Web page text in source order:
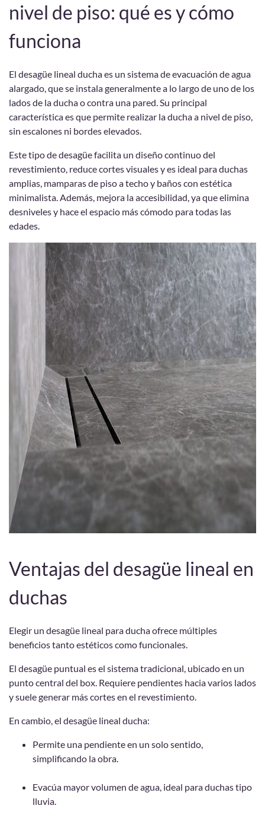
nivel de piso: qué es y cómo
funciona
El desagüe lineal ducha es un sistema de evacuación de agua
alargado, que se instala generalmente a lo largo de uno de los
lados de la ducha o contra una pared. Su principal
característica es que permite realizar la ducha a nivel de piso,
sin escalones ni bordes elevados.
Este tipo de desagüe facilita un diseño continuo del
revestimiento, reduce cortes visuales y es ideal para duchas
amplias, mamparas de piso a techo y baños con estética
minimalista. Además, mejora la accesibilidad, ya que elimina
desniveles y hace el espacio más cómodo para todas las
edades.
Ventajas del desagüe lineal en
duchas
Elegir un desagüe lineal para ducha ofrece múltiples
beneficios tanto estéticos como funcionales.
El desagüe puntual es el sistema tradicional, ubicado en un
punto central del box. Requiere pendientes hacia varios lados
y suele generar más cortes en el revestimiento.
En cambio, el desagüe lineal ducha:
Permite una pendiente en un solo sentido,
simplificando la obra.
Evacúa mayor volumen de agua, ideal para duchas tipo
lluvia.